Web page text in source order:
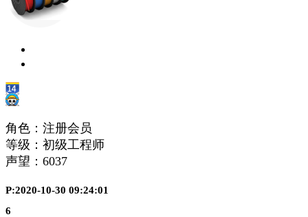
角色：注册会员
等级：初级工程师
声望： 6037
P:2020-10-30 09:24:01
6